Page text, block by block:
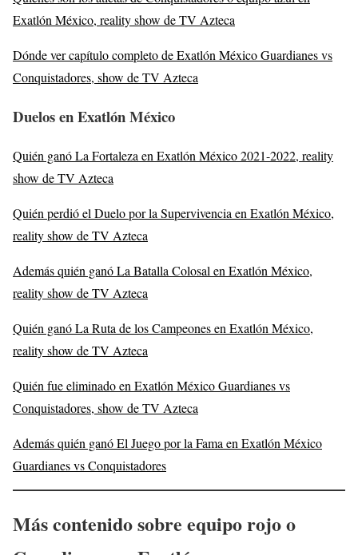
Exatlón México, reality show de TV Azteca
Dónde ver capítulo completo de Exatlón México Guardianes vs
Conquistadores, show de TV Azteca
Duelos en Exatlón México
Quién ganó La Fortaleza en Exatlón México 2021-2022, reality
show de TV Azteca
Quién perdió el Duelo por la Supervivencia en Exatlón México,
reality show de TV Azteca
Además quién ganó La Batalla Colosal en Exatlón México,
reality show de TV Azteca
Quién ganó La Ruta de los Campeones en Exatlón México,
reality show de TV Azteca
Quién fue eliminado en Exatlón México Guardianes vs
Conquistadores, show de TV Azteca
Además quién ganó El Juego por la Fama en Exatlón México
Guardianes vs Conquistadores
Más contenido sobre equipo rojo o